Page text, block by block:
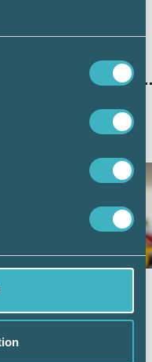
användas till?
ett